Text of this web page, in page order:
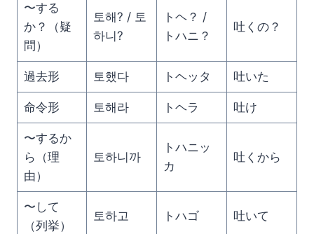
〜する
か？（疑
問）
토해? / 토
하니?
トヘ？ /
トハニ？
吐くの？
過去形 토했다 トヘッタ 吐いた
命令形 토해라 トヘラ 吐け
〜するか
ら（理
由）
토하니까
トハニッ
カ
吐くから
〜して
（列挙）
토하고 トハゴ 吐いて